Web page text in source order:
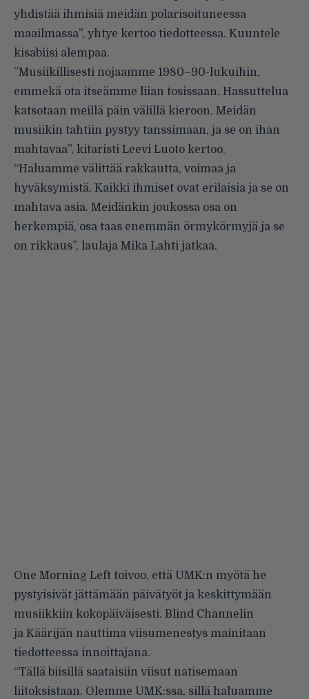
yhdistää ihmisiä meidän polarisoituneessa
maailmassa”, yhtye kertoo tiedotteessa. Kuuntele
kisabiisi alempaa.
”Musiikillisesti nojaamme 1980–90-lukuihin,
emmekä ota itseämme liian tosissaan. Hassuttelua
katsotaan meillä päin välillä kieroon. Meidän
musiikin tahtiin pystyy tanssimaan, ja se on ihan
mahtavaa”, kitaristi Leevi Luoto kertoo.
“Haluamme välittää rakkautta, voimaa ja
hyväksymistä. Kaikki ihmiset ovat erilaisia ja se on
mahtava asia. Meidänkin joukossa osa on
herkempiä, osa taas enemmän örmykörmyjä ja se
on rikkaus”, laulaja Mika Lahti jatkaa.
One Morning Left toivoo, että UMK:n myötä he
pystyisivät jättämään päivätyöt ja keskittymään
musiikkiin kokopäiväisesti. Blind Channelin
ja Käärijän nauttima viisumenestys mainitaan
tiedotteessa innoittajana.
“Tällä biisillä saataisiin viisut natisemaan
liitoksistaan. Olemme UMK:ssa, sillä haluamme